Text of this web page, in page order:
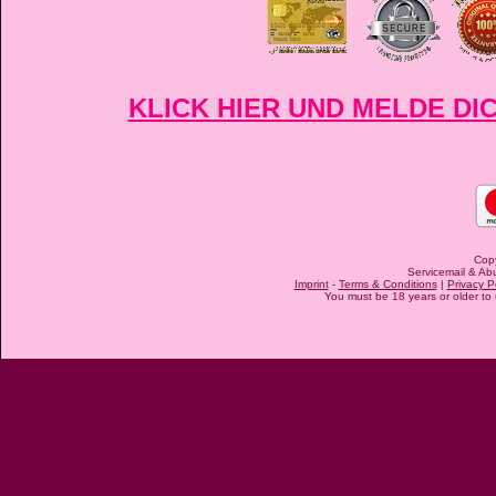
KLICK HIER UND MELDE
Servicemail &
Imprint- Terms & Conditions| Privacy
You must be 18 years or older